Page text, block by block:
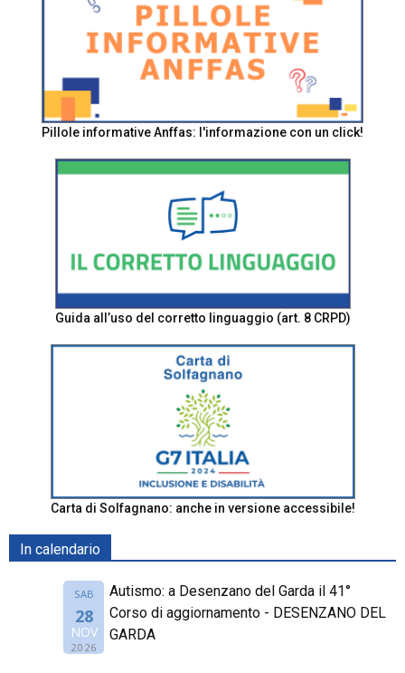
Pillole informative Anffas: l'informazione con un click!
Guida all’uso del corretto linguaggio (art. 8 CRPD)
Carta di Solfagnano: anche in versione accessibile!
In calendario
SAB
28
NOV
2026
Autismo: a Desenzano del Garda il 41°
Corso di aggiornamento - DESENZANO DEL
GARDA